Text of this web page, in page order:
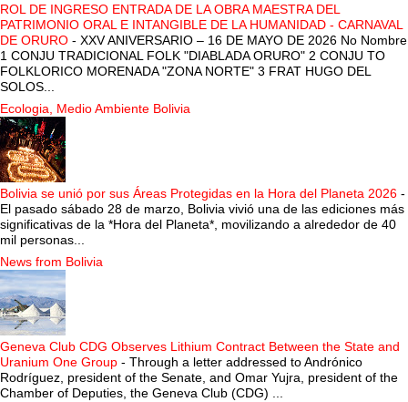
ROL DE INGRESO ENTRADA DE LA OBRA MAESTRA DEL
PATRIMONIO ORAL E INTANGIBLE DE LA HUMANIDAD - CARNAVAL
DE ORURO - XXV ANIVERSARIO – 16 DE MAYO DE 2026 No Nombre
1 CONJU TRADICIONAL FOLK "DIABLADA ORURO" 2 CONJU TO
FOLKLORICO MORENADA "ZONA NORTE" 3 FRAT HUGO DEL
SOLOS...
Ecologia, Medio Ambiente Bolivia
Bolivia se unió por sus Áreas Protegidas en la Hora del Planeta 2026 -
El pasado sábado 28 de marzo, Bolivia vivió una de las ediciones más
significativas de la *Hora del Planeta*, movilizando a alrededor de 40
mil personas...
News from Bolivia
Geneva Club CDG Observes Lithium Contract Between the State and
Uranium One Group - Through a letter addressed to Andrónico
Rodríguez, president of the Senate, and Omar Yujra, president of the
Chamber of Deputies, the Geneva Club (CDG) ...